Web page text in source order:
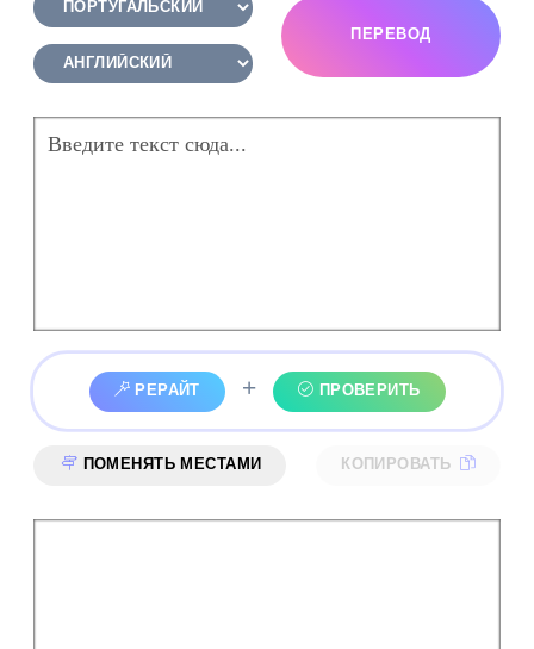
ПЕРЕВОД
РЕРАЙТ + ПРОВЕРИТЬ
ПОМЕНЯТЬ МЕСТАМИ КОПИРОВАТЬ